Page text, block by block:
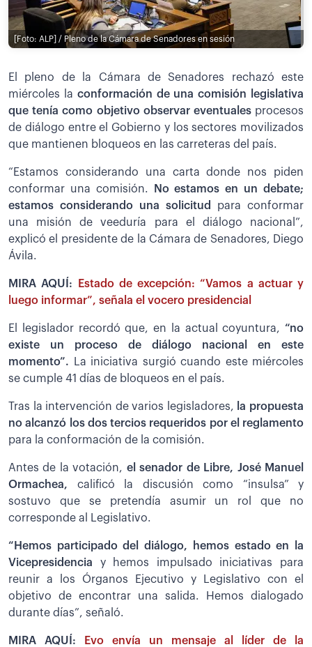
[Foto: ALP] / Pleno de la Cámara de Senadores en sesión
El pleno de la Cámara de Senadores rechazó este
miércoles la conformación de una comisión legislativa
que tenía como objetivo observar eventualesprocesos
de diálogo entre el Gobierno y los sectores movilizados
que mantienen bloqueos en las carreteras del país.
“Estamos considerando una carta donde nos piden
conformar una comisión.
No estamos en un debate;
estamos considerando una solicitud para conformar
una misión de veeduría para el diálogo nacional”,
explicó el presidente de la Cámara de Senadores, Diego
Ávila.
MIRA AQUÍ:
Estado de excepción: “Vamos a actuar y
luego informar”, señala el vocero presidencial
El legislador recordó que, en la actual coyuntura, “no
existe un proceso de diálogo nacional en este
momento”.
La iniciativa surgió cuando este miércoles
se cumple 41 días de bloqueos en el país.
Tras la intervención de varios legisladores, la propuesta
no alcanzó los dos tercios requeridos por el reglamento
para la conformación de la comisión.
Antes de la votación, el senador de Libre, José Manuel
Ormachea, calificó la discusión como “insulsa” y
sostuvo que se pretendía asumir un rol que no
corresponde al Legislativo.
“Hemos participado del diálogo, hemos estado en la
Vicepresidencia y hemos impulsado iniciativas para
reunir a los Órganos Ejecutivo y Legislativo con el
objetivo de encontrar una salida. Hemos dialogado
durante días”, señaló.
MIRA AQUÍ:
Evo envía un mensaje al líder de la